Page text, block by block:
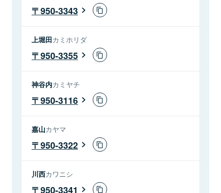
950-3343
上堀田カミホリダ
950-3355
神谷内カミヤチ
950-3116
嘉山カヤマ
950-3322
川西カワニシ
950-3341